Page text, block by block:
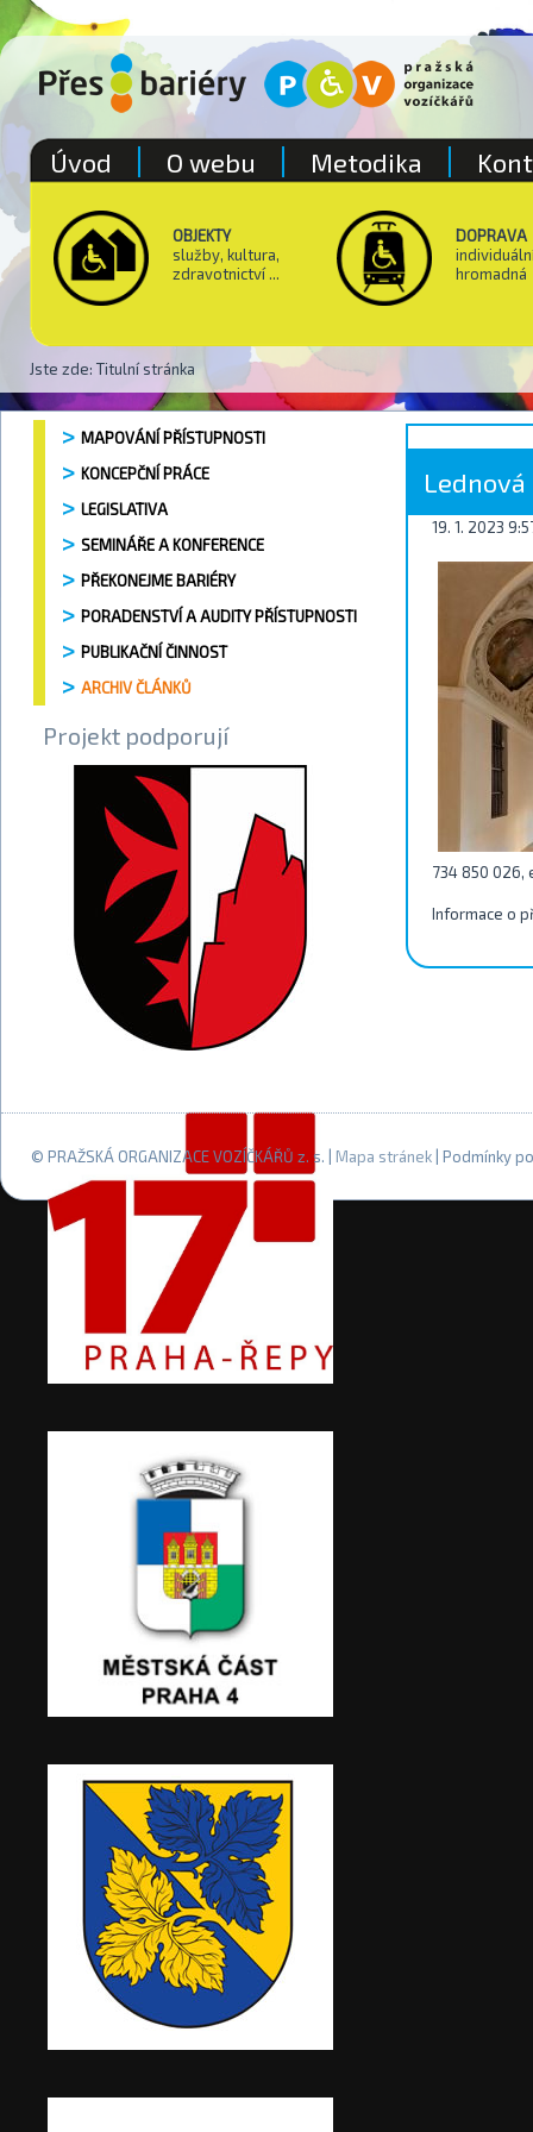
OBJEKTY
služby, kultura,
zdravotnictví ...
DOPRAVA
hromadná
Jste zde: Titulní stránka
Úvod O webu Metodika
MAPOVÁNÍ PŘÍSTUPNOSTI
KONCEPČNÍ PRÁCE
LEGISLATIVA
SEMINÁŘE A KONFERENCE
PŘEKONEJME BARIÉRY
PORADENSTVÍ A AUDITY PŘÍSTUPNOSTI
PUBLIKAČNÍ ČINNOST
ARCHIV ČLÁNKŮ
Projekt podporují
19. 1. 2023
734 850 026,
Informace o
© PRAŽSKÁ ORGANIZACE VOZÍČKÁŘŮ z. s. | Mapa stránek | Podmínky